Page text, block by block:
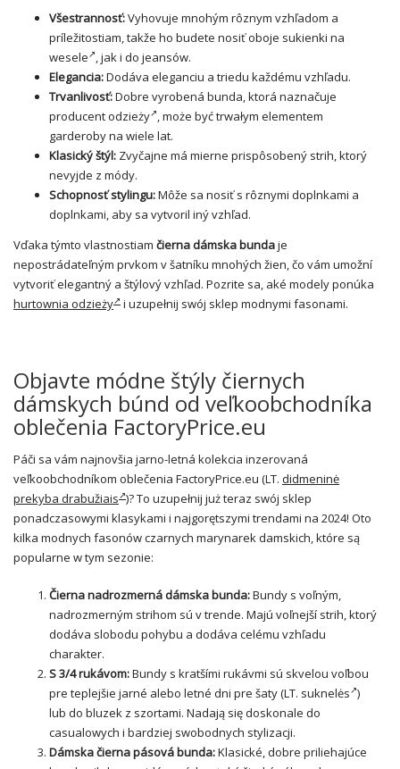
Všestrannosť:Vyhovuje mnohým rôznym vzhľadom a
príležitostiam, takže ho budete nosiť oboje sukienki na
wesele , jak i do jeansów.
Elegancia:Dodáva eleganciu a triedu každému vzhľadu.
Trvanlivosť:Dobre vyrobená bunda, ktorá naznačuje
producent odzieży , może być trwałym elementem
garderoby na wiele lat.
Klasický štýl: Zvyčajne má mierne prispôsobený strih, ktorý
nevyjde z módy.
Schopnosť stylingu:Môže sa nosiť s rôznymi doplnkami a
doplnkami, aby sa vytvoril iný vzhľad.
Vďaka týmto vlastnostiam čierna dámska bundaje
nepostrádateľným prvkom v šatníku mnohých žien, čo vám umožní
vytvoriť elegantný a štýlový vzhľad. Pozrite sa, aké modely ponúka
hurtownia odzieży
i uzupełnij swój sklep modnymi fasonami.
Objavte módne štýly čiernych
dámskych búnd od veľkoobchodníka
oblečenia FactoryPrice.eu
Páči sa vám najnovšia jarno-letná kolekcia inzerovaná
veľkoobchodníkom oblečenia FactoryPrice.eu (LT. didmeninė
prekyba drabužiais )? To uzupełnij już teraz swój sklep
ponadczasowymi klasykami i najgorętszymi trendami na 2024! Oto
kilka modnych fasonów czarnych marynarek damskich, które są
popularne w tym sezonie:
Čierna nadrozmerná dámska bunda:Bundy s voľným,
nadrozmerným strihom sú v trende. Majú voľnejší strih, ktorý
dodáva slobodu pohybu a dodáva celému vzhľadu
charakter.
S 3/4 rukávom:Bundy s kratšími rukávmi sú skvelou voľbou
pre teplejšie jarné alebo letné dni pre šaty(LT. suknelės )
lub do bluzek z szortami. Nadają się doskonale do
casualowych i bardziej swobodnych stylizacji.
Dámska čierna pásová bunda:Klasické, dobre priliehajúce